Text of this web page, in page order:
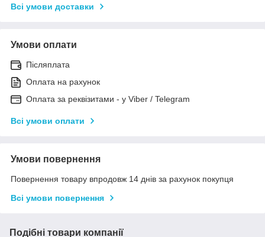
Всі умови доставки
Умови оплати
Післяплата
Оплата на рахунок
Оплата за реквізитами - у Viber / Telegram
Всі умови оплати
Умови повернення
Повернення товару впродовж 14 днів за рахунок покупця
Всі умови повернення
Подібні товари компанії